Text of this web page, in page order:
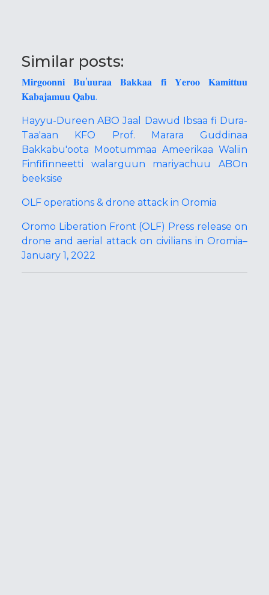
Similar posts:
𝐌𝐢𝐫𝐠𝐨𝐨𝐧𝐧𝐢 𝐁𝐮’𝐮𝐮𝐫𝐚𝐚 𝐁𝐚𝐤𝐤𝐚𝐚 𝐟𝐢 𝐘𝐞𝐫𝐨𝐨 𝐊𝐚𝐦𝐢𝐭𝐭𝐮𝐮
𝐊𝐚𝐛𝐚𝐣𝐚𝐦𝐮𝐮 𝐐𝐚𝐛𝐮.
Hayyu-Dureen ABO Jaal Dawud Ibsaa fi Dura-
Taa'aan KFO Prof. Marara Guddinaa
Bakkabu'oota Mootummaa Ameerikaa Waliin
Finfifinneetti walarguun mariyachuu ABOn
beeksise
OLF operations & drone attack in Oromia
Oromo Liberation Front (OLF) Press release on
drone and aerial attack on civilians in Oromia–
January 1, 2022